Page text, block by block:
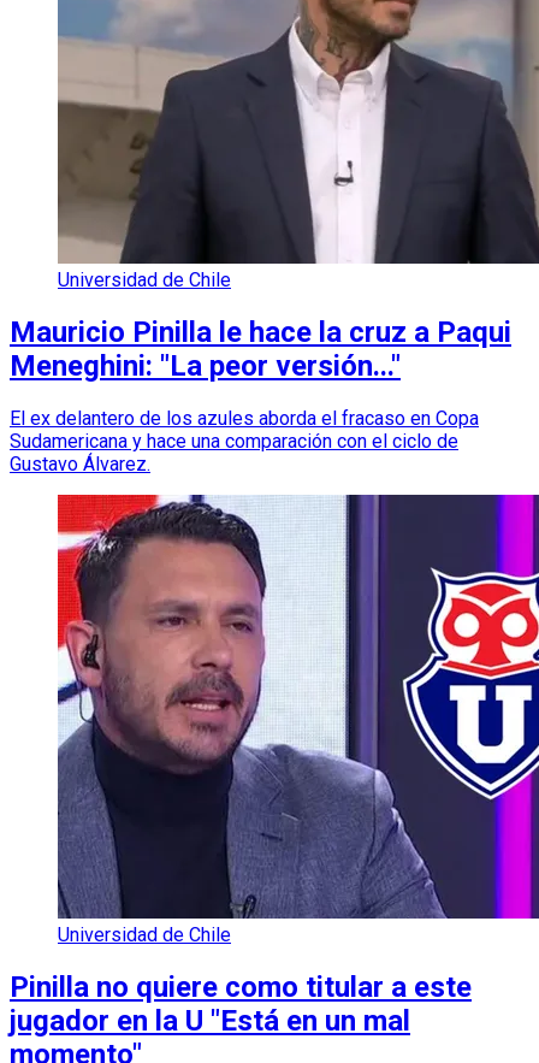
Universidad de Chile
Mauricio Pinilla le hace la cruz a Paqui
Meneghini: "La peor versión..."
El ex delantero de los azules aborda el fracaso en Copa
Sudamericana y hace una comparación con el ciclo de
Gustavo Álvarez.
Universidad de Chile
Pinilla no quiere como titular a este
jugador en la U "Está en un mal
momento"